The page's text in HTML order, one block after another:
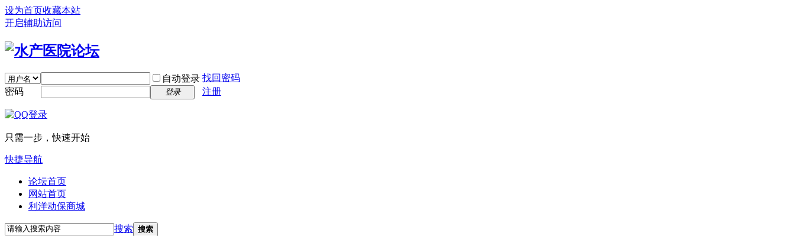
设为首页收藏本站
开启辅助访问
自动登录 找回密码
密码
登录 注册
只需一步，快速开始
快捷导航
论坛首页
网站首页
利洋动保商城
搜索 搜索